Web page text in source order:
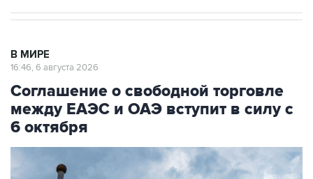
В МИРЕ
16:46, 6 августа 2026
Соглашение о свободной торговле
между ЕАЭС и ОАЭ вступит в силу с
6 октября